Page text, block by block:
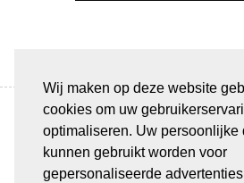
Wij maken op deze website
cookies om uw
optimaliseren. Uw persoonlijke
kunnen gebruikt worden voor
gepersonaliseerde
BETAAL VEILIG &